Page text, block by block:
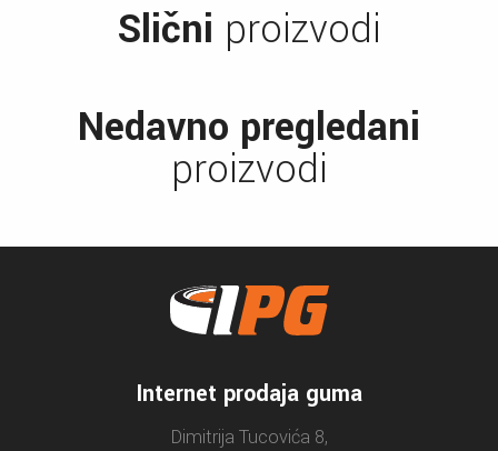
Slični proizvodi
Nedavno pregledani
proizvodi
Internet prodaja guma
Dimitrija Tucovića 8,